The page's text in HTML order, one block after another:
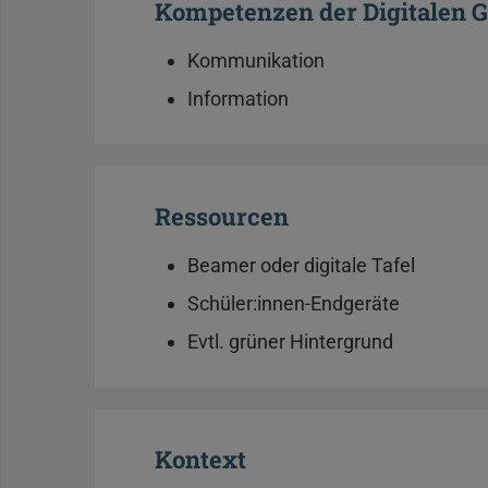
Kompetenzen der Digitalen
Kommunikation
Information
Ressourcen
Beamer oder digitale Tafel
Schüler:innen-Endgeräte
Evtl. grüner Hintergrund
Kontext